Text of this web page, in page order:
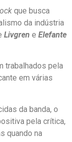
que busca
da indústria
Livgren e Elefante
trabalhados pela
em várias
da banda, o
pela crítica,
quando na